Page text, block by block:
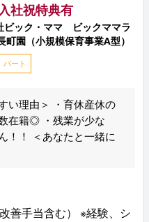
社祝特典有
ビック・ママ ビックママラ
町園（小規模保育事業A型）
パート
い理由＞ ・育休産休の
在籍◎ ・残業が少な
！！ ＜あなたと一緒に
善手当含む） ※経験、シ